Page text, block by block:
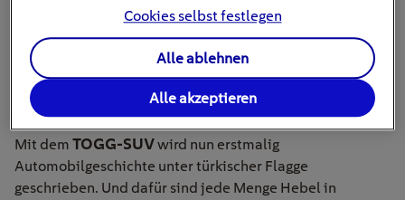
Türkei designte und produzierte Automobil, doch es
wurden nur vier Prototypen davon hergestellt. Darauf
folgten mit der Marke Anadol die ersten
massenproduzierten Pkw, die von 1966 bis 1991 gebaut
wurden
Mit dem TOGG-SUVwird nun erstmalig
Automobilgeschichte unter türkischer Flagge
geschrieben. Und dafür sind jede Menge Hebel in
Cookies selbst festlegen
Alle ablehnen
Alle akzeptieren